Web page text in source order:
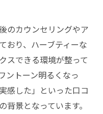
のカウンセリングやア
おり、ハーブティーな
スできる環境が整って
ントーン明るくなっ
感した」といった口コ
景となっています。